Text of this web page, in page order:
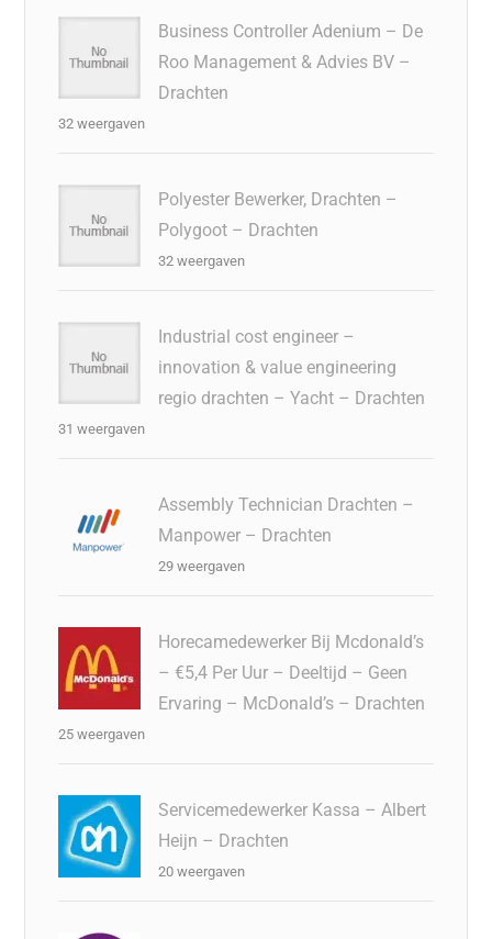
Business Controller Adenium – De
Roo Management & Advies BV –
Drachten
32 weergaven
Polyester Bewerker, Drachten –
Polygoot – Drachten
32 weergaven
Industrial cost engineer –
innovation & value engineering
regio drachten – Yacht – Drachten
31 weergaven
Assembly Technician Drachten –
Manpower – Drachten
29 weergaven
Horecamedewerker Bij Mcdonald’s
– €5,4 Per Uur – Deeltijd – Geen
Ervaring – McDonald’s – Drachten
25 weergaven
Servicemedewerker Kassa – Albert
Heijn – Drachten
20 weergaven